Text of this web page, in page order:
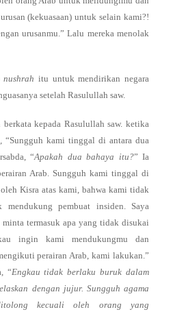
(kekuasaan) untuk selain kami?!
urusanmu.” Lalu mereka menolak
nushrah itu untuk mendirikan negara
setelah Rasulullah saw.
kepada Rasulullah saw. ketika
“Sungguh kami tinggal di antara dua
“Apakah dua bahaya itu?” Ia
Arab. Sungguh kami tinggal di
Kisra atas kami, bahwa kami tidak
pembuat insiden. Saya
termasuk apa yang tidak disukai
ingin kami mendukungmu dan
perairan Arab, kami lakukan.”
“Engkau tidak berlaku buruk dalam
dengan jujur. Sungguh agama
kecuali oleh orang yang